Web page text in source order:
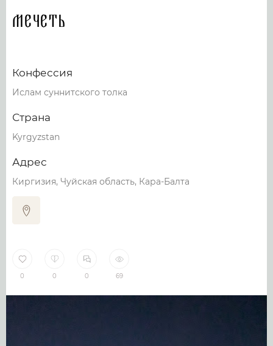
Мечеть
Конфессия
Ислам суннитского толка
Страна
Kyrgyzstan
Адрес
Киргизия, Чуйская область, Кара-Балта
0 0 0 69